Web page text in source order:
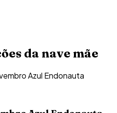
da nave mãe